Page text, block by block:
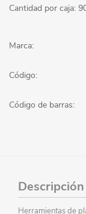
Cantidad por caja:
Marca:
Código:
Código de barras:
Descripción
Herramientas de